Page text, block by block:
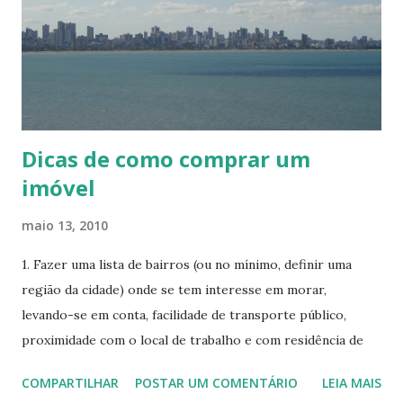
encanamentos, vai ter que cumprir. A NBR 15.575 é a
primeira norma do Brasil que estabelece parâmetros
técnicos de avaliação do desempenho mínimo das
alguns itens da construção. Pela nova norma, os pisos têm
de durar pelo menos 13 anos; a estru...
Dicas de como comprar um
imóvel
maio 13, 2010
1. Fazer uma lista de bairros (ou no mínimo, definir uma
região da cidade) onde se tem interesse em morar,
levando-se em conta, facilidade de transporte público,
proximidade com o local de trabalho e com residência de
outras características relevantes para o seu estilo de vida
COMPARTILHAR POSTAR UM COMENTÁRIO LEIA MAIS